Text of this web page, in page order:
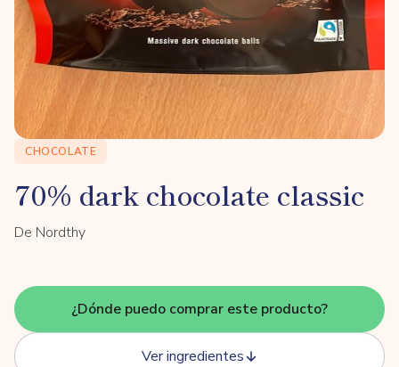
CHOCOLATE
70% dark chocolate classic
De Nordthy
¿Dónde puedo comprar este producto?
Ver ingredientes